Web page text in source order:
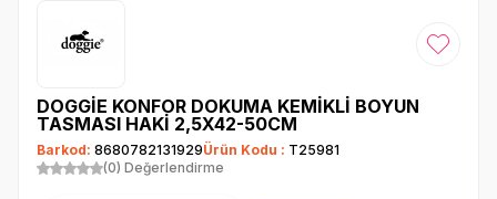
Favoriye
DOGGİE KONFOR DOKUMA KEMİKLİ BOYUN
TASMASI HAKİ 2,5X42-50CM
Barkod: 8680782131929Ürün Kodu : T25981
(0) Değerlendirme